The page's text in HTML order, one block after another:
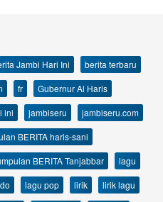
Jambi Hari Ini
berita terbaru
fr
Gubernur Al Haris
ini jambiseru
jambiseru.com
BERITA haris-sani
BERITA Tanjabbar
lagu
lagu pop lirik
lirik lagu